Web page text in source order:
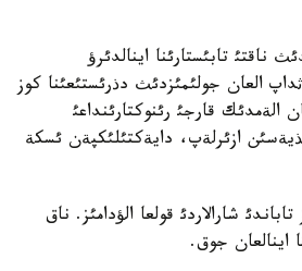
ناقتئ تابئستارئنا اينالدئرؤ
العان جولئمئزدئث دذرئستئعئنا كوز
قارجئ رئنوكتارئنداعئ
ازئرلةپ، دايةكتئلئكپةن ئسكة
شارالاردئ قولعا الؤدامئز. ناق
اينالعان جوق.